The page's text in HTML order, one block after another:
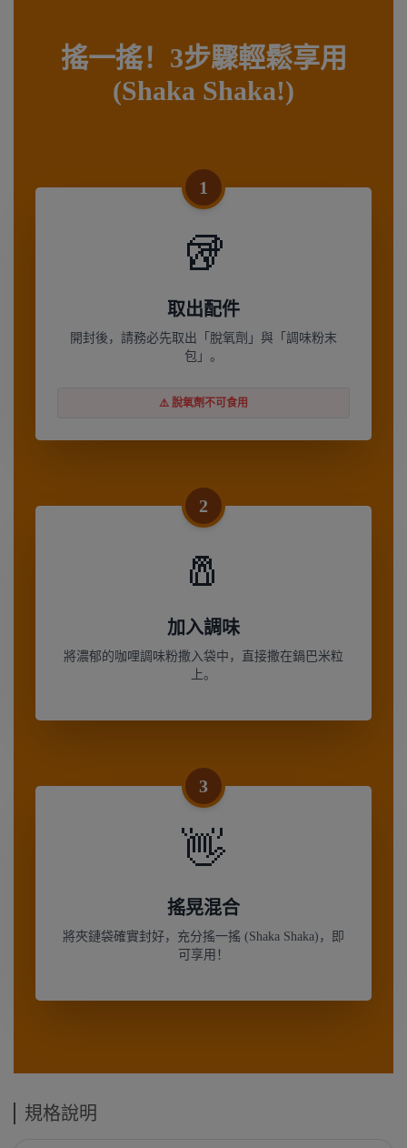
搖一搖！3步驟輕鬆享用
(Shaka Shaka!)
1
🥡
取出配件
開封後，請務必先取出「脫氧劑」與「調味粉末
包」。
⚠️ 脫氧劑不可食用
2
🧂
加入調味
將濃郁的咖哩調味粉撒入袋中，直接撒在鍋巴米粒
上。
3
👋
搖晃混合
將夾鏈袋確實封好，充分搖一搖 (Shaka Shaka)，即
可享用！
規格說明